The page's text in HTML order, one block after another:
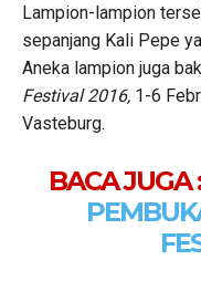
Lampion-lampion
sepanjang Kali Pepe
Aneka lampion juga
Festival 2016, 1-6
Vasteburg.
BACA JUGA